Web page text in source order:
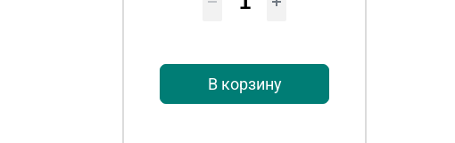
В корзину